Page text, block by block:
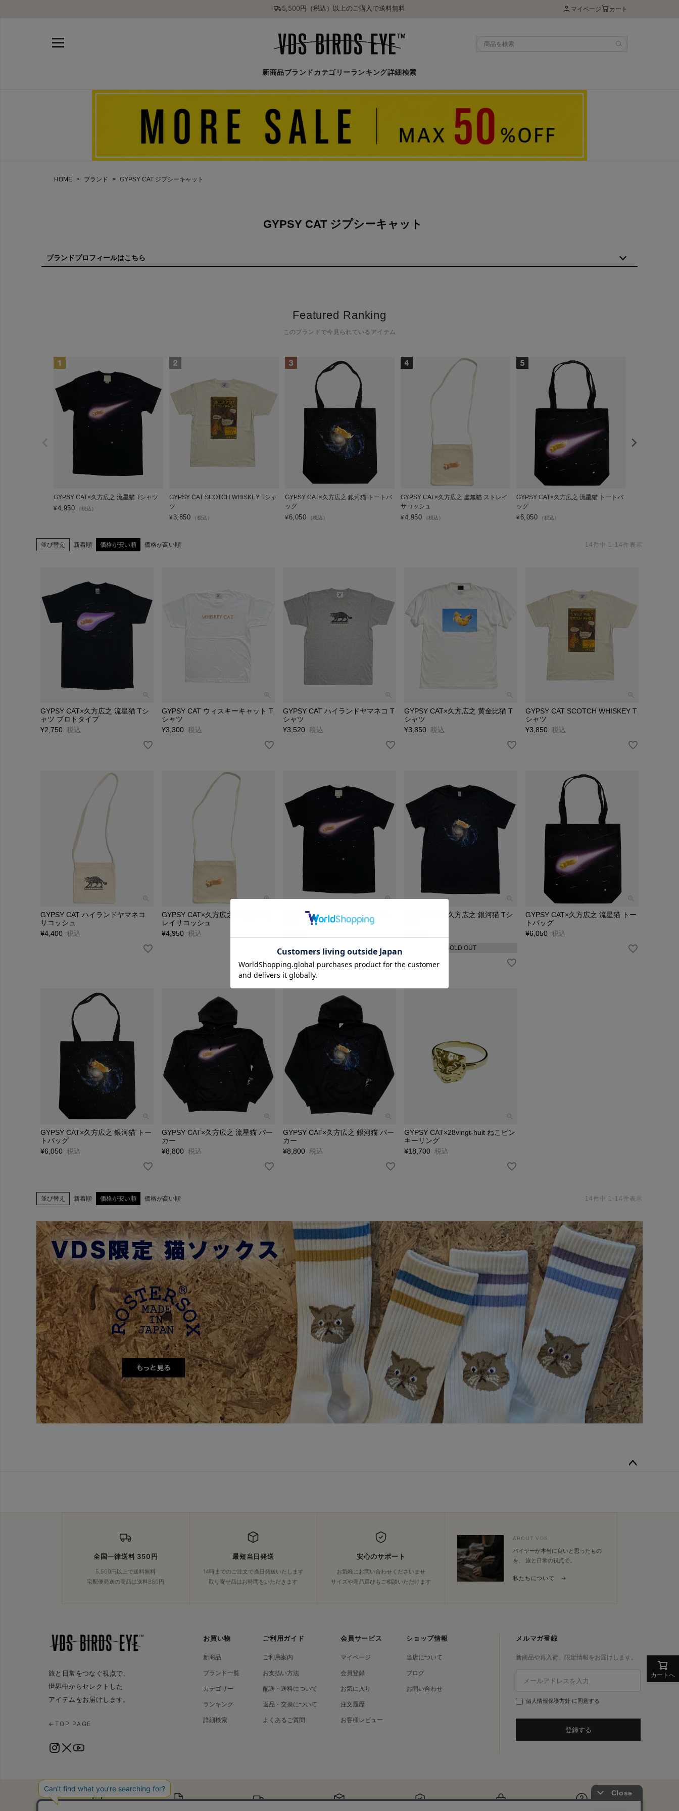
5,500円（税込）以上のご購入で送料無料 マイページ カート
新商品ブランド カテゴリーランキング詳細検索
HOME ブランド GYPSY CAT ジプシーキャット
GYPSY CAT ジプシーキャット
ブランドプロフィールはこちら
Featured Ranking
このブランドで今見られているアイテム
GYPSY CAT×久方広之 流星猫 Tシャツ
¥4,950 （税込）
GYPSY CAT SCOTCH WHISKEY Tシャ
ツ
¥ 3,850 （税込）
GYPSY CAT×久方広之 銀河猫 トートバ
ッグ
¥6,050 （税込）
GYPSY CAT×久方広之 虚無猫 ストレイ
サコッシュ
¥4,950 （税込）
GYPSY CAT×久方広之 流星猫 トートバ
ッグ
¥6,050 （税込）
並び替え 新着順 価格が安い順 価格が高い順 14件中 1 - 14件表示
GYPSY CAT×久方広之 流星猫 Tシ
ャツ プロトタイプ
¥2,750 税込
GYPSY CAT ウィスキーキャット T
シャツ
¥3,300 税込
GYPSY CAT ハイランドヤマネコ T
シャツ
¥3,520 税込
GYPSY CAT×久方広之 黄金比猫 T
シャツ
¥3,850 税込
GYPSY CAT SCOTCH WHISKEY T
シャツ
¥3,850 税込
GYPSY CAT ハイランドヤマネコ
サコッシュ
¥4,400 税込
GYPSY CAT×久方広之 虚無猫 スト
レイサコッシュ
¥4,950 税込
GYPSY CAT×久方広之 流星猫 Tシ
GYPSY CAT×久方広之 銀河猫 Tシ
SOLD OUT
GYPSY CAT×久方広之 流星猫 トー
トバッグ
¥6,050 税込
GYPSY CAT×久方広之 銀河猫 トー
トバッグ
¥6,050 税込
GYPSY CAT×久方広之 流星猫 パー
カー
¥8,800 税込
GYPSY CAT×久方広之 銀河猫 パー
カー
¥8,800 税込
GYPSY CAT×28vingt-huit ねこピン
キーリング
¥18,700 税込
並び替え 新着順 価格が安い順 価格が高い順 14件中 1 - 14件表示
カートへ
全国一律送料 350円
5,500円以上で送料無料
宅配便発送の商品は送料880円
最短当日発送
14時までのご注文で当日発送いたします
取り寄せ品はお時間をいただきます
安心のサポート
お気軽にお問い合わせくださいませ
サイズや商品選びもご相談いただけます
ABOUT VDS
バイヤーが本当に良いと思ったもの
を、 旅と日常の視点で。
私たちについて →
旅と日常をつなぐ視点で、
世界中からセレクトした
アイテムをお届けします。
← TOP PAGE
お買い物
新商品
ブランド一覧
カテゴリー
ランキング
詳細検索
ご利用ガイド
ご利用案内
お支払い方法
配送・送料について
返品・交換について
よくあるご質問
会員サービス
マイページ
会員登録
お気に入り
注文履歴
お客様レビュー
ショップ情報
当店について
ブログ
お問い合わせ
メルマガ登録
新商品や再入荷、限定情報をお届けします。
個人情報保護方針 に同意する
登録する